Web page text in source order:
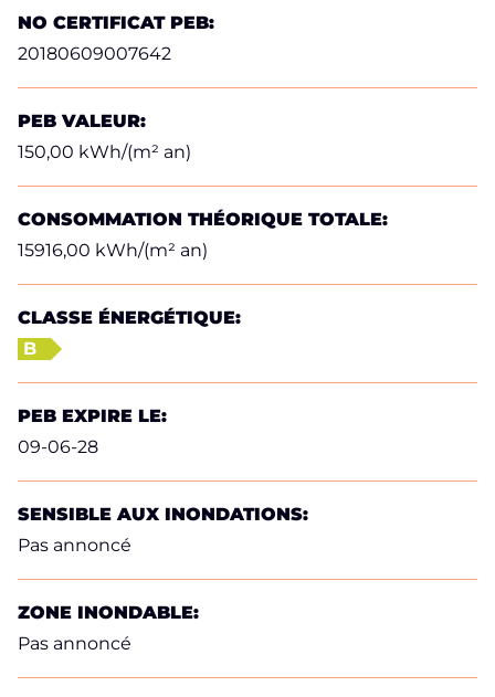
NO CERTIFICAT PEB:
20180609007642
PEB VALEUR:
150,00 kWh/(m² an)
CONSOMMATION THÉORIQUE TOTALE:
15916,00 kWh/(m² an)
CLASSE ÉNERGÉTIQUE:
B
PEB EXPIRE LE:
09-06-28
SENSIBLE AUX INONDATIONS:
Pas annoncé
ZONE INONDABLE:
Pas annoncé